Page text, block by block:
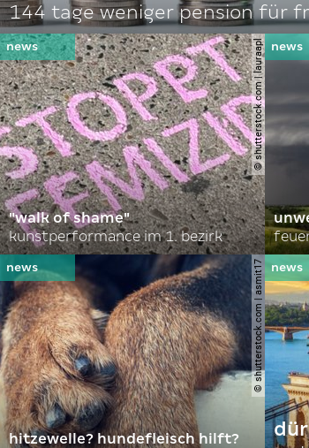
144 tage weniger pension für
© shutterstock.com | lauraapl
"walk of shame"
kunstperformance im 1. bezirk
© shutterstock.com | asmit17
hitzewelle? hundefleisch hilft?